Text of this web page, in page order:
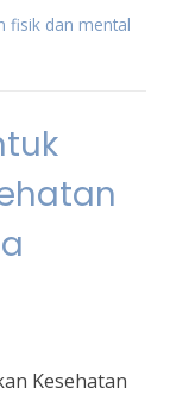
fisik dan mental
Kesehatan